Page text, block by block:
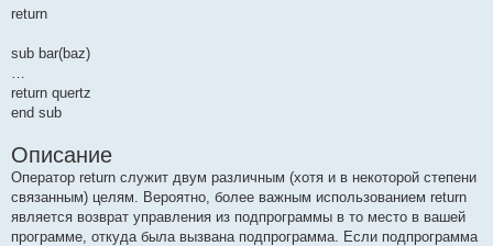
return
sub bar(baz)
return quertz
end sub
Описание
Оператор return служит двум различным (хотя и в некоторой степени
связанным) целям. Вероятно, более важным использованием return
является возврат управления из подпрограммы в то место в вашей
программе, откуда была вызвана подпрограмма. Если подпрограмма